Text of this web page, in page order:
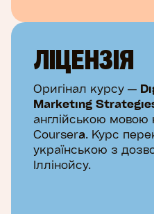
ЛІЦЕНЗІЯ
Оригінал курсу —
Marketing
англійською мовою
Coursera. Курс
українською з
Іллінойсу.